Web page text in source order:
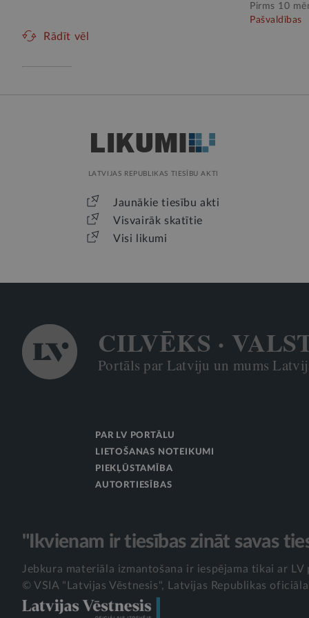
Pirms 10
Pašvaldības
Rādīt vēl
LATVIJAS REPUBLIKAS TIESĪBU AKTI
Jaunākie tiesību akti
Visvairāk skatītie
Visi likumi
CILVĒKS ·
Portāls par Latviju un mums
PAR LV PORTĀLU
LIETOŠANAS NOTEIKUMI
PIEKĻŪSTAMĪBA
AUTORTIESĪBAS
"Ikvienam ir tiesības zināt savas
Jebkura materiāla izmantošana ir iespējama tikai ar
© VSIA "Latvijas Vēstnesis", Latvijas Republikas